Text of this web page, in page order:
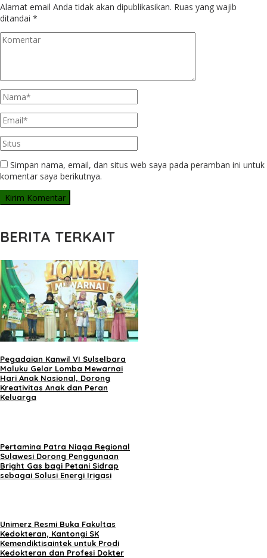
Alamat email Anda tidak akan dipublikasikan. Ruas yang wajib
ditandai *
Simpan nama, email, dan situs web saya pada peramban ini untuk
komentar saya berikutnya.
BERITA TERKAIT
Pegadaian Kanwil VI Sulselbara
Maluku Gelar Lomba Mewarnai
Hari Anak Nasional, Dorong
Kreativitas Anak dan Peran
Keluarga
Pertamina Patra Niaga Regional
Sulawesi Dorong Penggunaan
Bright Gas bagi Petani Sidrap
sebagai Solusi Energi Irigasi
Unimerz Resmi Buka Fakultas
Kedokteran, Kantongi SK
Kemendiktisaintek untuk Prodi
Kedokteran dan Profesi Dokter